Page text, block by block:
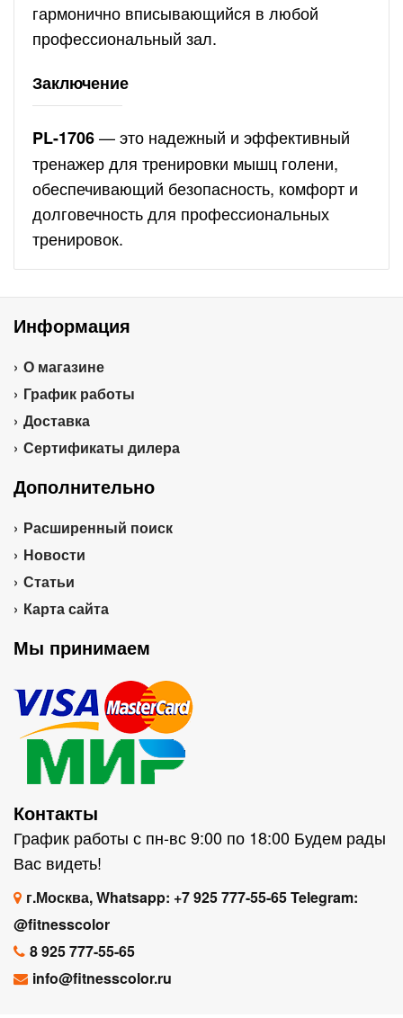
гармонично вписывающийся в любой
профессиональный зал.
Заключение
PL-1706— это надежный и эффективный
тренажер для тренировки мышц голени,
обеспечивающий безопасность, комфорт и
долговечность для профессиональных
тренировок.
Информация
О магазине
График работы
Доставка
Сертификаты дилера
Дополнительно
Расширенный поиск
Новости
Статьи
Карта сайта
Мы принимаем
Контакты
График работы с пн-вс 9:00 по 18:00 Будем рады
Вас видеть!
г.Москва, Whatsapp: +7 925 777-55-65 Telegram:
@fitnesscolor
8 925 777-55-65
info@fitnesscolor.ru